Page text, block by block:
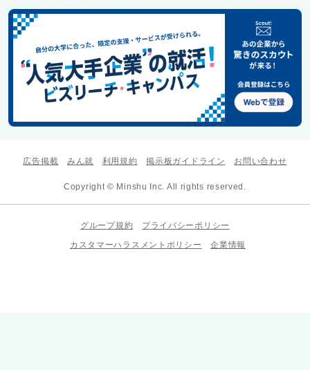
広告掲載 みん就 利用規約 掲示板ガイドライン お問い合わせ
Copyright © Minshu Inc. All rights reserved.
グループ規約
プライバシーポリシー
カスタマーハラスメントポリシー
企業情報